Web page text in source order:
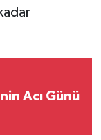
Acı Günü